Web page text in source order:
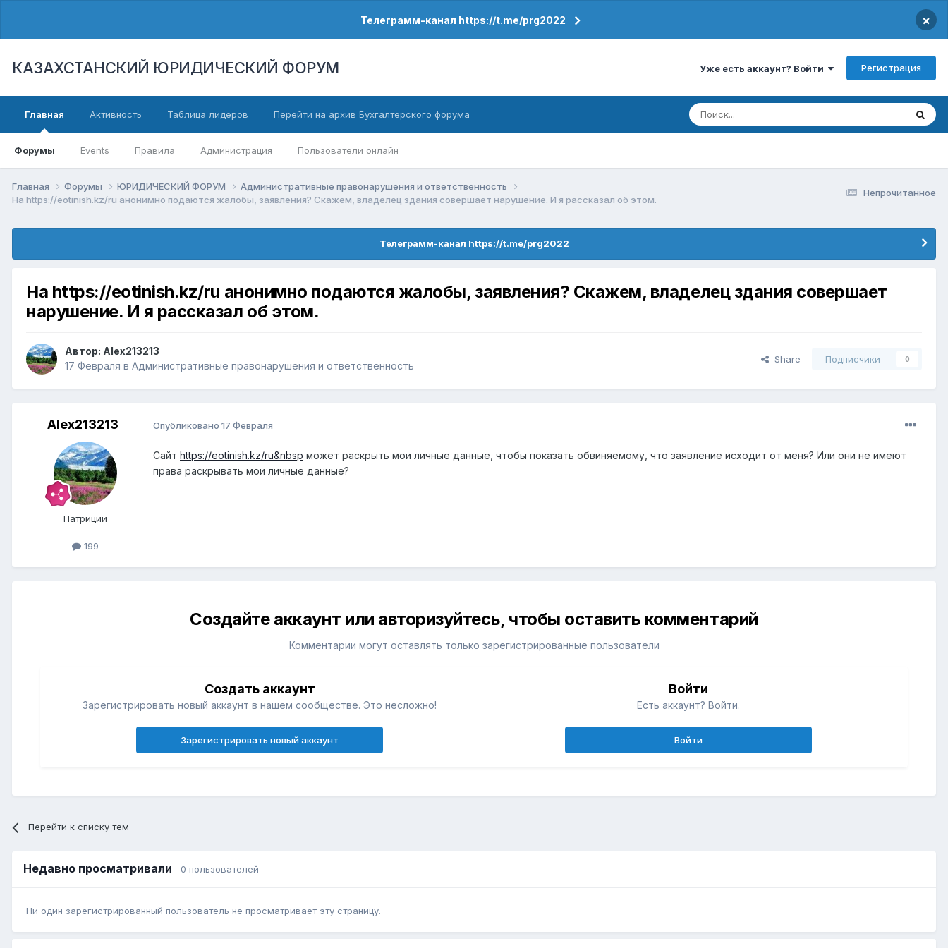
Телеграмм-канал https://t.me/prg2022 ×
КАЗАХСТАНСКИЙ ЮРИДИЧЕСКИЙ ФОРУМ Уже есть аккаунт? Войти Регистрация
Главная
Форумы Events Правила Администрация Пользователи онлайн
Активность Таблица лидеров Перейти на архив Бухгалтерского форума
Непрочитанное
Главная Форумы ЮРИДИЧЕСКИЙ ФОРУМ
Административные правонарушения и ответственность
На https://eotinish.kz/ru анонимно подаются жалобы, заявления? Скажем, владелец здания совершает нарушение. И я рассказал об этом.
Телеграмм-канал https://t.me/prg2022
На https://eotinish.kz/ru анонимно подаются жалобы, заявления? Скажем, владелец здания совершает
нарушение. И я рассказал об этом.
Автор: Alex213213
17 Февраля в Административные правонарушения и ответственность
Share Подписчики 0
Alex213213
Патриции
199
Опубликовано 17 Февраля
Сайт https://eotinish.kz/ru&nbsp может раскрыть мои личные данные, чтобы показать обвиняемому, что заявление исходит от меня? Или они не имеют
права раскрывать мои личные данные?
Создайте аккаунт или авторизуйтесь, чтобы оставить комментарий
Комментарии могут оставлять только зарегистрированные пользователи
Создать аккаунт
Зарегистрировать новый аккаунт в нашем сообществе. Это несложно!
Зарегистрировать новый аккаунт
Войти
Есть аккаунт? Войти.
Войти
Перейти к списку тем
Недавно просматривали 0 пользователей
Ни один зарегистрированный пользователь не просматривает эту страницу.